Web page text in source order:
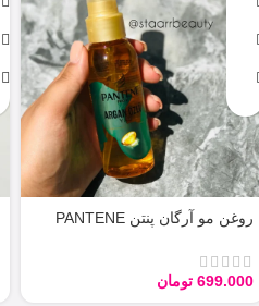
روغن مو آرگان پنتن PANTENE
699.000 تومان